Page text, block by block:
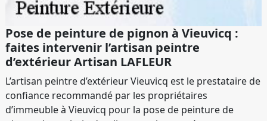
Pose de peinture de pignon à Vieuvicq :
faites intervenir l’artisan peintre
d’extérieur Artisan LAFLEUR
L’artisan peintre d’extérieur Vieuvicq est le prestataire de
confiance recommandé par les propriétaires
d’immeuble à Vieuvicq pour la pose de peinture de